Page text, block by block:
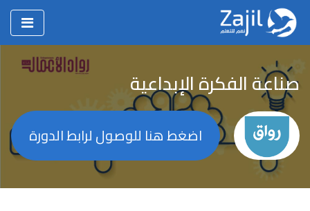
صناعة الفكرة الإبداعية
اضغط هنا للوصول لرابط الدورة